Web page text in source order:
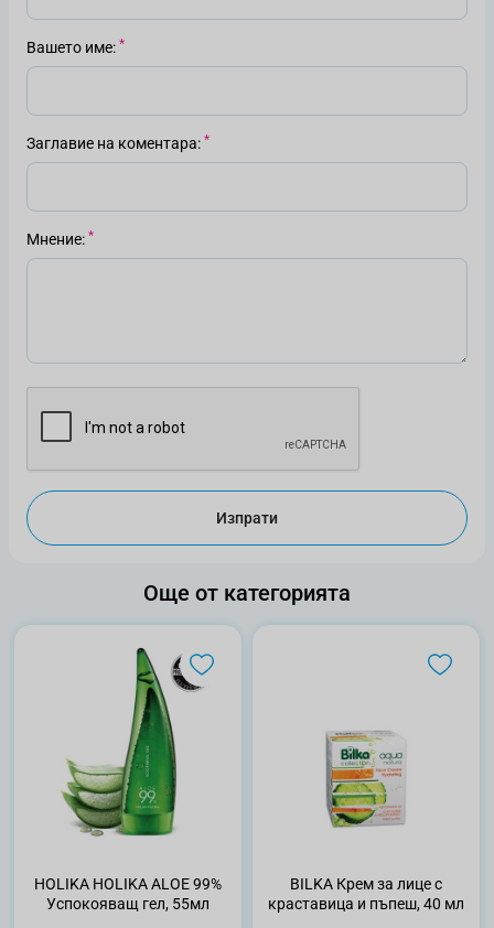
Вашето име
Заглавие на коментара
Мнение
Изпрати
Още от категорията
HOLIKA HOLIKA ALOE 99%
Успокояващ гел, 55мл
BILKA Крем за лице с
краставица и пъпеш, 40 мл